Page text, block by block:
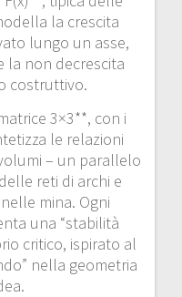
la crescita
lungo un asse,
la non decrescita
costruttivo.
3×3**, con i
le relazioni
– un parallelo
reti di archi e
mina. Ogni
una “stabilità
critico, ispirato al
nella geometria